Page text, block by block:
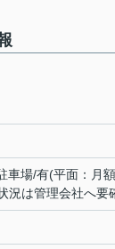
車場/有(平面：月額
況は管理会社へ要